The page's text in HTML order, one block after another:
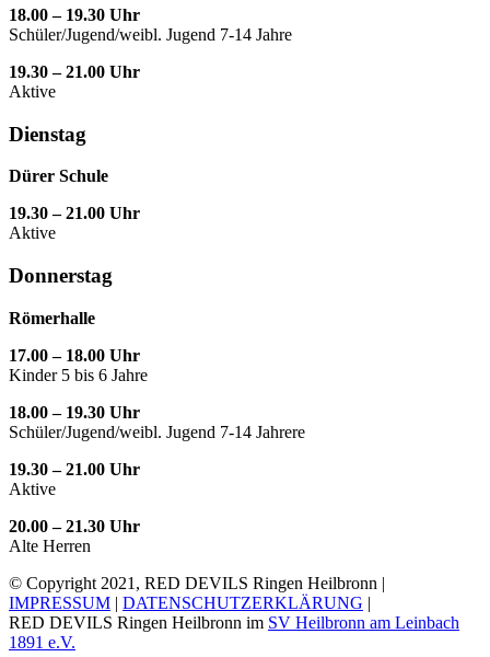
18.00 – 19.30 Uhr
Schüler/Jugend/weibl. Jugend 7-14 Jahre
19.30 – 21.00 Uhr
Aktive
Dienstag
Dürer Schule
19.30 – 21.00 Uhr
Aktive
Donnerstag
Römerhalle
17.00 – 18.00 Uhr
Kinder 5 bis 6 Jahre
18.00 – 19.30 Uhr
Schüler/Jugend/weibl. Jugend 7-14 Jahrere
19.30 – 21.00 Uhr
Aktive
20.00 – 21.30 Uhr
Alte Herren
© Copyright 2021, RED DEVILS Ringen Heilbronn |
IMPRESSUM | DATENSCHUTZERKLÄRUNG |
RED DEVILS Ringen Heilbronn im SV Heilbronn am Leinbach
1891 e.V.